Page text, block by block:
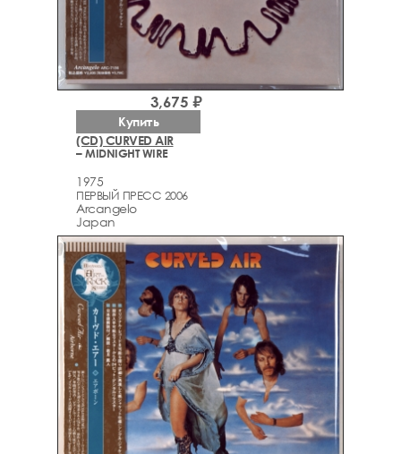
(CD) CURVED AIR
– MIDNIGHT WIRE
1975
ПЕРВЫЙ ПРЕСС 2006
Arcаngelo
Japan
3,675 ₽
Купить